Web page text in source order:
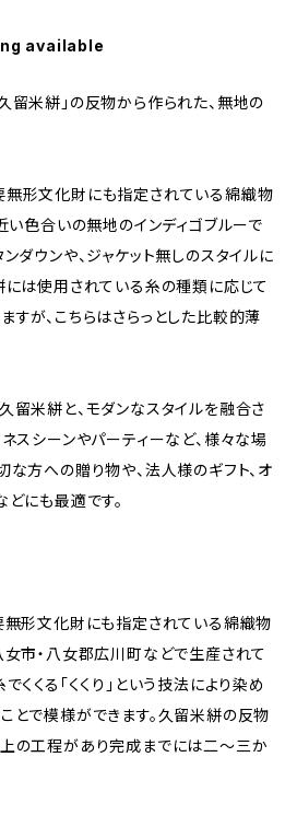
available
留米絣」の反物から作られた、無地の
形文化財にも指定されている綿織物
い色合いの無地のインディゴブルーで
ダウンや、ジャケット無しのスタイルに
には使用されている糸の種類に応じて
すが、こちらはさらっとした比較的薄
留米絣と、モダンなスタイルを融合さ
スシーンやパーティーなど、様々な場
方への贈り物や、法人様のギフト、オ
にも最適です。
無形文化財にも指定されている綿織物
女市・八女郡広川町などで生産されて
くくる「くくり」という技法により染め
とで模様ができます。久留米絣の反物
の工程があり完成までには二～三か